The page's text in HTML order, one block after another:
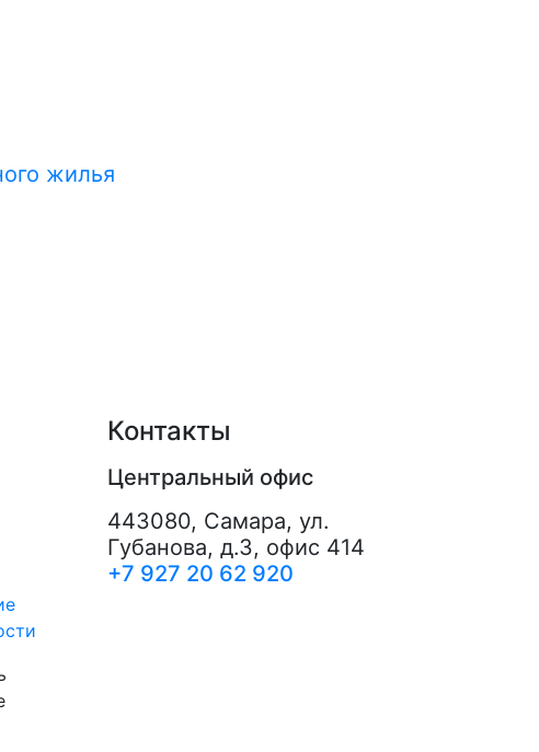
жилья
Контакты
Центральный офис
443080, Самара, ул.
Губанова, д.3, офис 414
+7 927 20 62 920